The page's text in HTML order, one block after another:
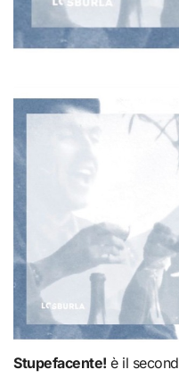
Stupefacente! è il